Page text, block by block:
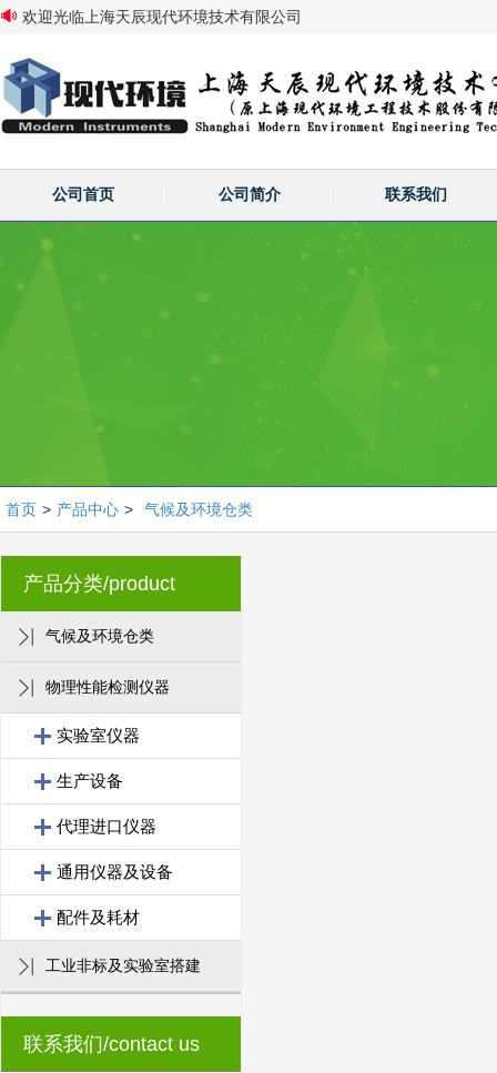
欢迎光临上海天辰现代环境技术有限公司
公司首页 公司简介 联系我们
首页 > 产品中心 > 气候及环境仓类
产品分类/product
气候及环境仓类
物理性能检测仪器
实验室仪器
生产设备
代理进口仪器
通用仪器及设备
配件及耗材
工业非标及实验室搭建
联系我们/contact us